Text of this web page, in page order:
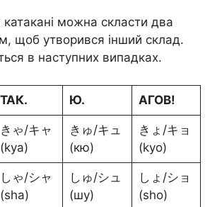
катакані можна скласти два
щоб утворився інший склад.
в наступних випадках.
ТАК. Ю. АГОВ!
きゃ/キャ
(kya)
きゅ/キュ
(кю)
きょ/キョ
(kyo)
しゃ/シャ
(sha)
しゅ/シュ
(шу)
しょ/ショ
(sho)